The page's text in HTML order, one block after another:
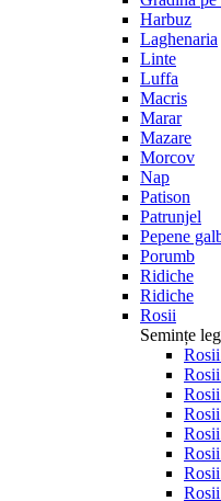
Harbuz
Laghenaria
Linte
Luffa
Macris
Marar
Mazare
Morcov
Nap
Patison
Patrunjel
Pepene
Porumb
Ridiche
Ridiche
Rosii
Semințe
Rosii